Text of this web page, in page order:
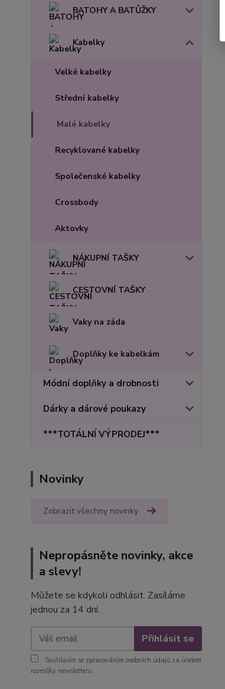
BATOHY A BATŮŽKY
Kabelky
Velké kabelky
Střední kabelky
Malé kabelky
Recyklované kabelky
Společenské kabelky
Crossbody
Aktovky
NÁKUPNÍ TAŠKY
CESTOVNÍ TAŠKY
Vaky na záda
Doplňky ke kabelkám
Módní doplňky a drobnosti
Dárky a dárové poukazy
***TOTÁLNÍ VÝPRODEJ***
Novinky
Zobrazit všechny novinky
Nepropásněte novinky, akce
a slevy!
Můžete se kdykoli odhlásit. Zasíláme
jednou za 14 dní.
Přihlásit se
Souhlasím se zpracováním osobních údajů za účelem
rozesílky newsletteru.